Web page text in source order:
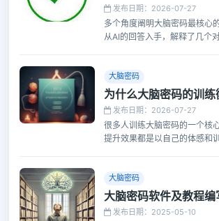
发布日期：2026-07-27
多个角度阐明大脑密码最核心
从AI的回答入手，解释了几个
大脑密码
发布日期：2026-07-27
很多人训练大脑密码的一个核
提升效果都是以自己的体感和
大脑密码
发布日期：2025-05-10